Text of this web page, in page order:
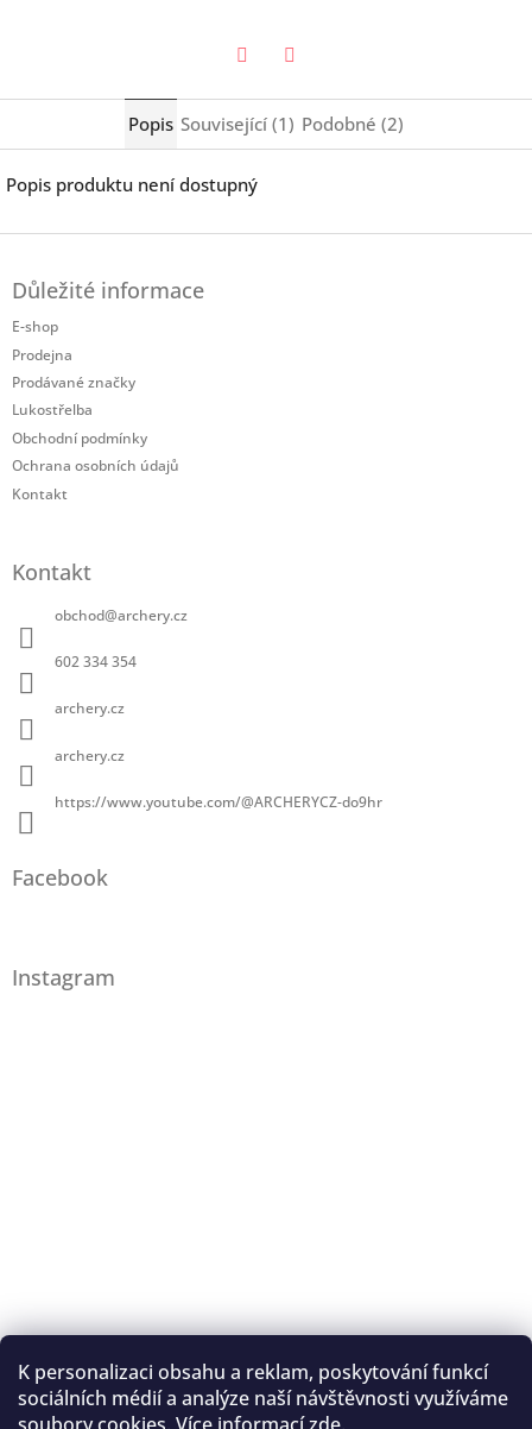
K personalizaci obsahu a reklam, poskytování funkcí
sociálních médií a analýze naší návštěvnosti využíváme
Popis Související (1) Podobné (2)
Popis produktu není dostupný
Důležité informace
E-shop
Prodejna
Prodávané značky
Lukostřelba
Obchodní podmínky
Ochrana osobních údajů
Kontakt
Kontakt
obchod@archery.cz
602 334 354
archery.cz
archery.cz
https://www.youtube.com/@ARCHERYCZ-do9hr
Facebook
Instagram
Sledovat na Instagramu